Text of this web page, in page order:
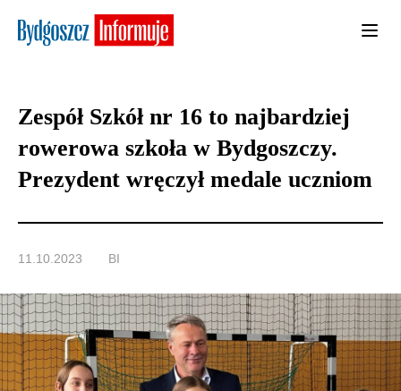
Zespół Szkół nr 16 to najbardziej
rowerowa szkoła w Bydgoszczy.
Prezydent wręczył medale uczniom
11.10.2023 BI